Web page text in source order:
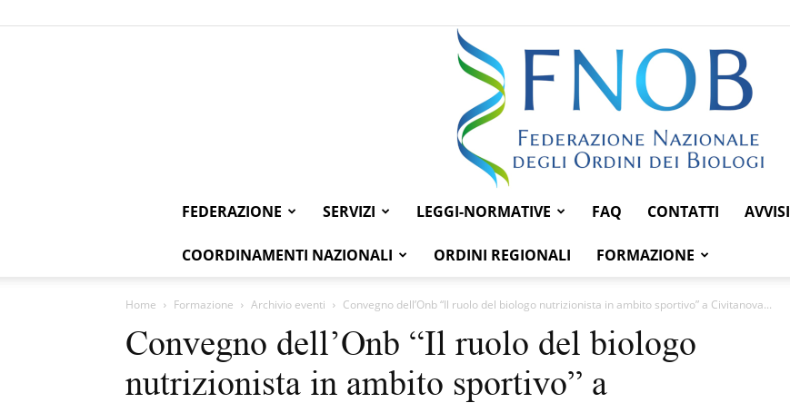
Federazione
Nazionale
FEDERAZIONE SERVIZI LEGGI-NORMATIVE FAQ CONTATTI AVVISI
COORDINAMENTI NAZIONALI ORDINI REGIONALI FORMAZIONE
Home Formazione Archivio eventi Convegno dell’Onb “Il ruolo del biologo nutrizionista in ambito sportivo” a Civitanova...
Convegno dell’Onb “Il ruolo del biologo
nutrizionista in ambito sportivo” a